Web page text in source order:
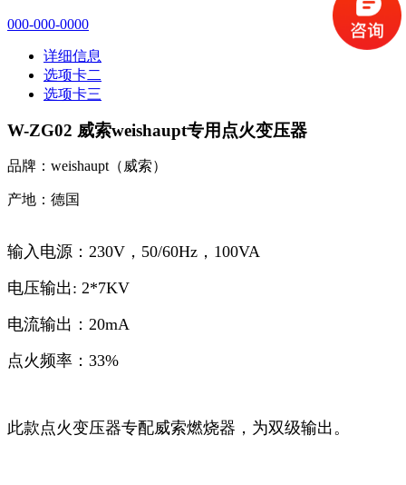
000-000-0000
详细信息
选项卡二
选项卡三
W-ZG02 威索weishaupt专用点火变压器
品牌：weishaupt（威索）
产地：德国
输入电源：230V，50/60Hz，100VA
电压输出: 2*7KV
电流输出：20mA
点火频率：33%
此款点火变压器专配威索燃烧器，为双级输出。